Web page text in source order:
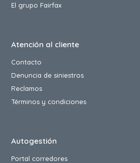
El grupo Fairfax
Atención al cliente
Contacto
Denuncia de siniestros
Reclamos
Términos y condiciones
Autogestión
Portal corredores